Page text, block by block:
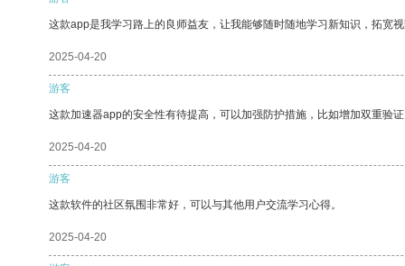
这款app是我学习路上的良师益友，让我能够随时随地学习新知识，拓宽视
2025-04-20
游客
这款加速器app的安全性有待提高，可以加强防护措施，比如增加双重验证
2025-04-20
游客
这款软件的社区氛围非常好，可以与其他用户交流学习心得。
2025-04-20